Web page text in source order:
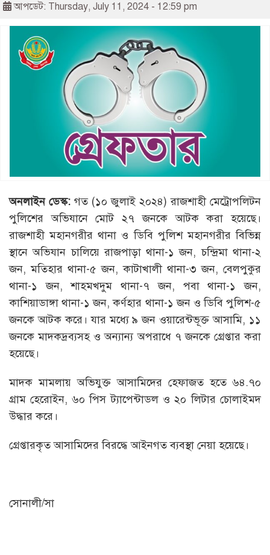
আপডেট: Thursday, July 11, 2024 - 12:59 pm
অনলাইন ডেস্ক: গত (১০ জুলাই ২০২৪) রাজশাহী মেট্রোপলিটন
পুলিশের অভিযানে মোট ২৭ জনকে আটক করা হয়েছে।
রাজশাহী মহানগরীর থানা ও ডিবি পুলিশ মহানগরীর বিভিন্ন
স্থানে অভিযান চালিয়ে রাজপাড়া থানা-১ জন, চন্দ্রিমা থানা-২
জন, মতিহার থানা-৫ জন, কাটাখালী থানা-৩ জন, বেলপুকুর
থানা-১ জন, শাহমখদুম থানা-৭ জন, পবা থানা-১ জন,
কাশিয়াডাঙ্গা থানা-১ জন, কর্ণহার থানা-১ জন ও ডিবি পুলিশ-৫
জনকে আটক করে। যার মধ্যে ৯ জন ওয়ারেন্টভূক্ত আসামি, ১১
জনকে মাদকদ্রব্যসহ ও অন্যান্য অপরাধে ৭ জনকে গ্রেপ্তার করা
হয়েছে।
মাদক মামলায় অভিযুক্ত আসামিদের হেফাজত হতে ৬৪.৭০
গ্রাম হেরোইন, ৬০ পিস ট্যাপেন্টাডল ও ২০ লিটার চোলাইমদ
উদ্ধার করে।
গ্রেপ্তারকৃত আসামিদের বিরদ্ধে আইনগত ব্যবস্থা নেয়া হয়েছে।
সোনালী/সা